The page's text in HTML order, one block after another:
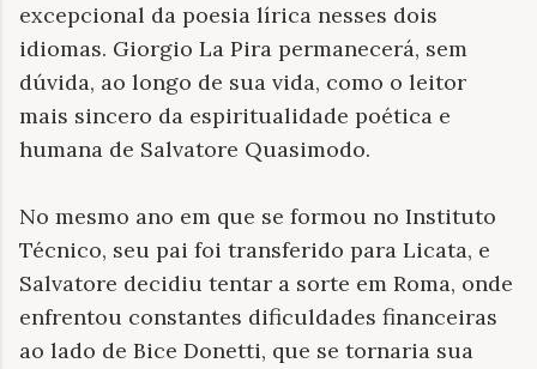
excepcional da poesia lírica nesses dois
idiomas. Giorgio La Pira permanecerá, sem
dúvida, ao longo de sua vida, como o leitor
mais sincero da espiritualidade poética e
humana de Salvatore Quasimodo.
No mesmo ano em que se formou no Instituto
Técnico, seu pai foi transferido para Licata, e
Salvatore decidiu tentar a sorte em Roma, onde
enfrentou constantes dificuldades financeiras
ao lado de Bice Donetti, que se tornaria sua